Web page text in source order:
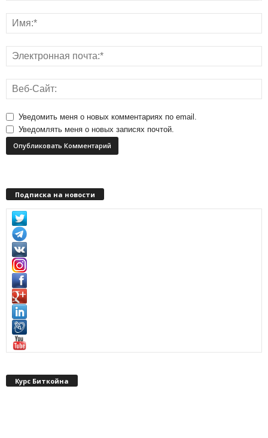
Уведомить меня о новых комментариях по email.
Уведомлять меня о новых записях почтой.
Подписка на новости
Курс Биткойна